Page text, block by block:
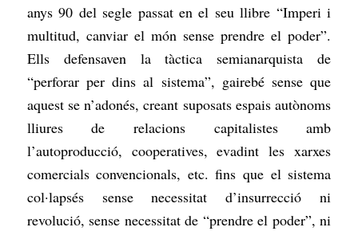
anys 90 del segle passat en el seu llibre “Imperi i
multitud, canviar el món sense prendre el poder”.
Ells defensaven la tàctica semianarquista de
“perforar per dins al sistema”, gairebé sense que
aquest se n’adonés, creant suposats espais autònoms
lliures de relacions capitalistes amb
l’autoproducció, cooperatives, evadint les xarxes
comercials convencionals, etc. fins que el sistema
col·lapsés sense necessitat d’insurrecció ni
revolució, sense necessitat de “prendre el poder”, ni